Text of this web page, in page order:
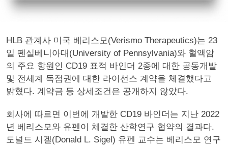
HLB 관계사 미국 베리스모(Verismo Therapeutics)는 23
일 펜실베니아대(University of Pennsylvania)와 혈액암
의 주요 항원인 CD19 표적 바인더 2종에 대한 공동개발
및 전세계 독점권에 대한 라이선스 계약을 체결했다고
밝혔다. 계약금 등 상세조건은 공개하지 않았다.
회사에 따르면 이번에 개발한 CD19 바인더는 지난 2022
년 베리스모와 유펜이 체결한 산학연구 협약의 결과다.
도널드 시겔(Donald L. Sigel) 유펜 교수는 베리스모 연구